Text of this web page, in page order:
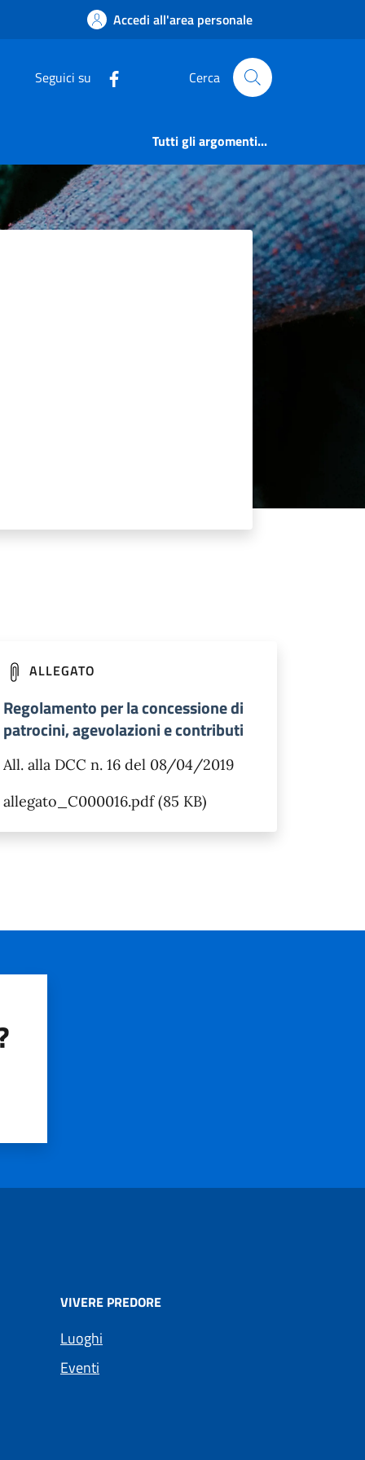
Accedi all'area personale
Seguici su Cerca
Tutti gli argomenti...
ALLEGATO
Regolamento per la concessione di
patrocini, agevolazioni e contributi
All. alla DCC n. 16 del 08/04/2019
allegato_C000016.pdf (85 KB)
VIVERE PREDORE
Luoghi
Eventi